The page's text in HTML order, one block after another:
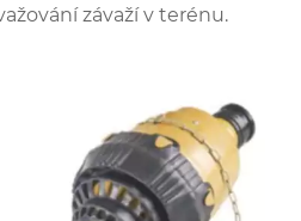
závaží v terénu.